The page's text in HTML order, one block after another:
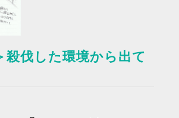
殺伐した環境から出て